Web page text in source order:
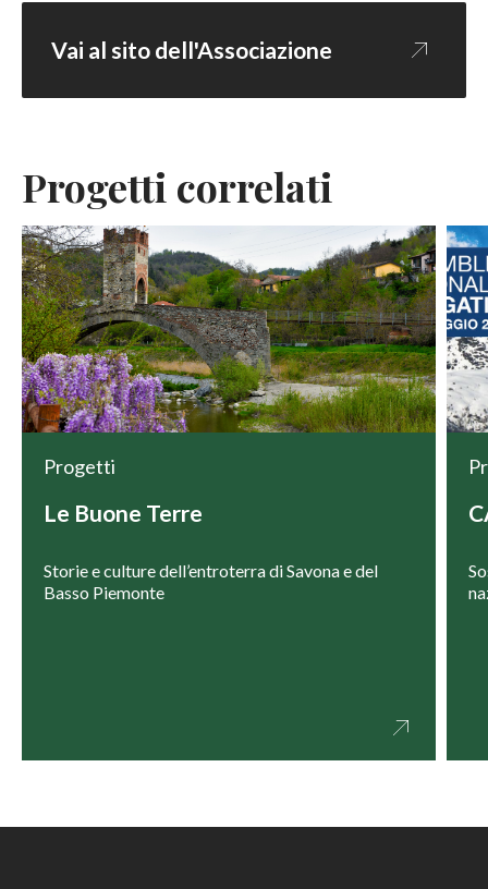
Vai al sito dell'Associazione
Progetti correlati
Progetti
Le Buone Terre
Storie e culture dell’entroterra di Savona e del
Basso Piemonte